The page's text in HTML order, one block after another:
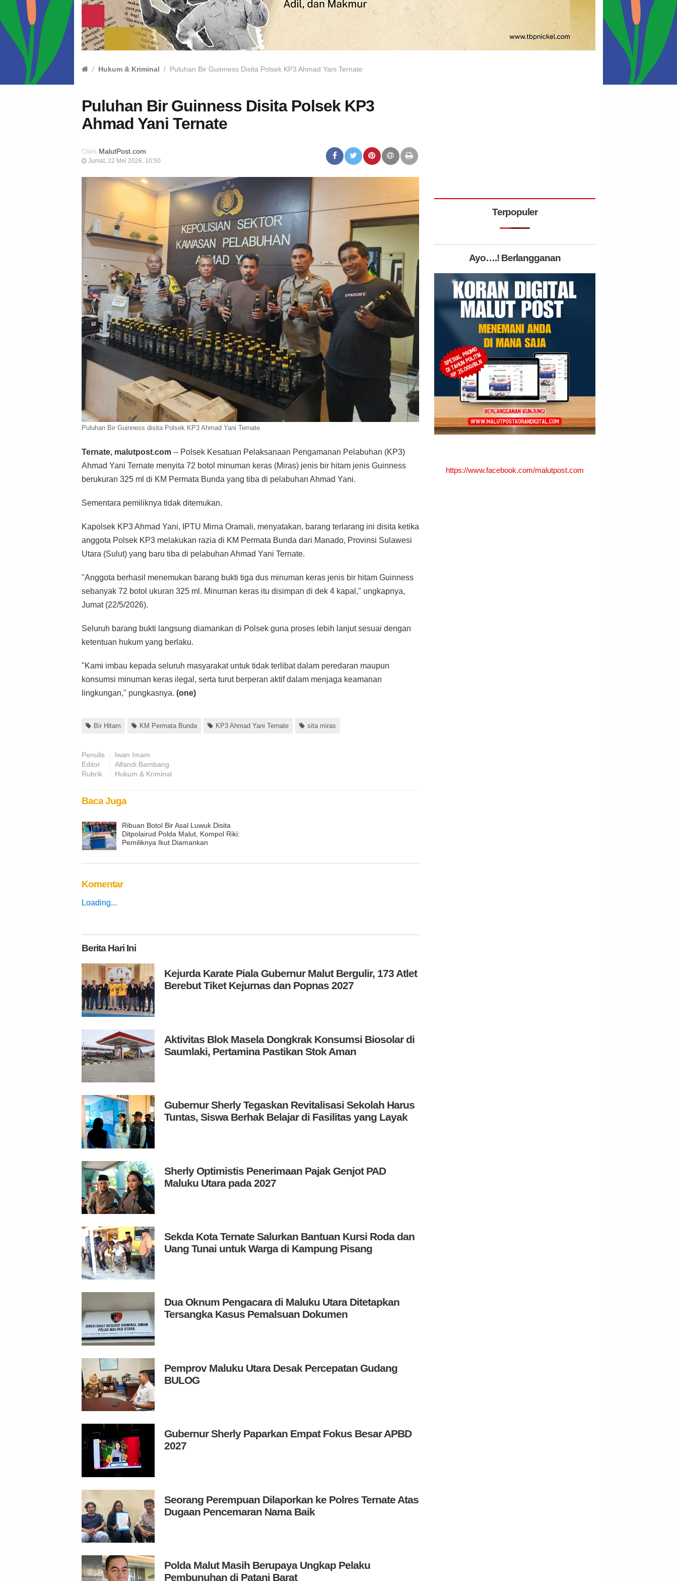
Hukum & Kriminal Puluhan Bir Guinness Disita Polsek KP3 Ahmad Yani Ternate
Puluhan Bir Guinness Disita Polsek KP3
Ahmad Yani Ternate
Oleh MalutPost.com
Jumat, 22 Mei 2026, 10:50
Puluhan Bir Guinness disita Polsek KP3 Ahmad Yani Ternate.
Ternate, malutpost.com -- Polsek Kesatuan Pelaksanaan Pengamanan Pelabuhan (KP3)
Ahmad Yani Ternate menyita 72 botol minuman keras (Miras) jenis bir hitam jenis Guinness
berukuran 325 ml di KM Permata Bunda yang tiba di pelabuhan Ahmad Yani.
Sementara pemiliknya tidak ditemukan.
Kapolsek KP3 Ahmad Yani, IPTU Mirna Oramali, menyatakan, barang terlarang ini disita ketika
anggota Polsek KP3 melakukan razia di KM Permata Bunda dari Manado, Provinsi Sulawesi
Utara (Sulut) yang baru tiba di pelabuhan Ahmad Yani Ternate.
"Anggota berhasil menemukan barang bukti tiga dus minuman keras jenis bir hitam Guinness
sebanyak 72 botol ukuran 325 ml. Minuman keras itu disimpan di dek 4 kapal," ungkapnya,
Jumat (22/5/2026).
Seluruh barang bukti langsung diamankan di Polsek guna proses lebih lanjut sesuai dengan
ketentuan hukum yang berlaku.
"Kami imbau kepada seluruh masyarakat untuk tidak terlibat dalam peredaran maupun
konsumsi minuman keras ilegal, serta turut berperan aktif dalam menjaga keamanan
lingkungan," pungkasnya. (one)
Bir Hitam KM Permata Bunda KP3 Ahmad Yani Ternate sita miras
Penulis :
Iwan Imam
Editor
: Alfandi Bambang
Rubrik
: Hukum & Kriminal
Baca Juga
Ribuan Botol Bir Asal Luwuk Disita
Ditpolairud Polda Malut, Kompol Riki:
Pemiliknya Ikut Diamankan
Komentar
Loading...
BeritaHari Ini
Kejurda Karate Piala Gubernur Malut Bergulir, 173 Atlet
Berebut Tiket Kejurnas dan Popnas 2027
Aktivitas Blok Masela Dongkrak Konsumsi Biosolar di
Saumlaki, Pertamina Pastikan Stok Aman
Gubernur Sherly Tegaskan Revitalisasi Sekolah Harus
Tuntas, Siswa Berhak Belajar di Fasilitas yang Layak
Sherly Optimistis Penerimaan Pajak Genjot PAD
Maluku Utara pada 2027
Sekda Kota Ternate Salurkan Bantuan Kursi Roda dan
Uang Tunai untuk Warga di Kampung Pisang
Dua Oknum Pengacara di Maluku Utara Ditetapkan
Tersangka Kasus Pemalsuan Dokumen
Pemprov Maluku Utara Desak Percepatan Gudang
BULOG
Gubernur Sherly Paparkan Empat Fokus Besar APBD
2027
Seorang Perempuan Dilaporkan ke Polres Ternate Atas
Dugaan Pencemaran Nama Baik
Polda Malut Masih Berupaya Ungkap Pelaku
Pembunuhan di Patani Barat
Terpopuler
Ayo….! Berlangganan
https://www.facebook.com/malutpost.com